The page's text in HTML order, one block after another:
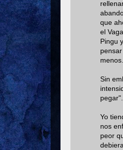
que
el
Pingu
Sin
Yo
nos
peor